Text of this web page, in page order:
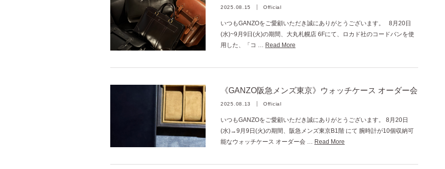
2025.08.15 Official
いつもGANZOをご愛顧いただき誠にありがとうございます。 8月20日
(水)~9月9日(火)の期間、大丸札幌店 6Fにて、ロカド社のコードバンを使
用した、「コ … Read More
《GANZO阪急メンズ東京》ウォッチケース オーダー会
2025.08.13 Official
いつもGANZOをご愛顧いただき誠にありがとうございます。 8月20日
(水)→9月9日(火)の期間、阪急メンズ東京B1階 にて 腕時計が10個収納可
能なウォッチケース オーダー会 … Read More